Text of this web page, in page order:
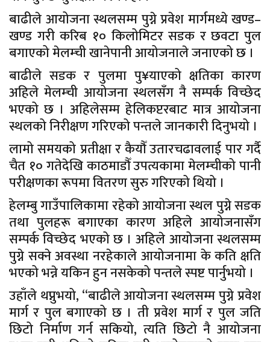
बाढीले आयोजना स्थलसम्म पुग्ने प्रवेश मार्गमध्ये खण्ड–
खण्ड गरी करिब १० किलोमिटर सडक र छवटा पुल
बगाएको मेलम्ची खानेपानी आयोजनाले जनाएको छ ।
बाढीले सडक र पुलमा पु¥याएको क्षतिका कारण
अहिले मेलम्ची आयोजना स्थलसँग नै सम्पर्क विच्छेद
भएको छ । अहिलेसम्म हेलिकप्टरबाट मात्र आयोजना
स्थलको निरीक्षण गरिएको पन्तले जानकारी दिनुभयो ।
लामो समयको प्रतीक्षा र कैयौँ उतारचढावलाई पार गर्दै
चैत १० गतेदेखि काठमाडौँ उपत्यकामा मेलम्चीको पानी
परीक्षणका रूपमा वितरण सुरु गरिएको थियो ।
हेलम्बु गाउँपालिकामा रहेको आयोजना स्थल पुग्ने सडक
तथा पुलहरू बगाएका कारण अहिले आयोजनासँग
सम्पर्क विच्छेद भएको छ । अहिले आयोजना स्थलसम्म
पुग्ने सक्ने अवस्था नरहेकाले आयोजनामा के कति क्षति
भएको भन्ने यकिन हुन नसकेको पन्तले स्पष्ट पार्नुभयो ।
उहाँले थप्नुभयो, “बाढीले आयोजना स्थलसम्म पुग्ने प्रवेश
मार्ग र पुल बगाएको छ । ती प्रवेश मार्ग र पुल जति
छिटो निर्माण गर्न सकियो, त्यति छिटो नै आयोजना